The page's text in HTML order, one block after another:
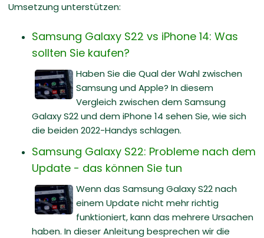
Umsetzung unterstützen:
Samsung Galaxy S22 vs iPhone 14: Was
sollten Sie kaufen?
Haben Sie die Qual der Wahl zwischen
Samsung und Apple? In diesem
Vergleich zwischen dem Samsung
Galaxy S22 und dem iPhone 14 sehen Sie, wie sich
die beiden 2022-Handys schlagen.
Samsung Galaxy S22: Probleme nach dem
Update - das können Sie tun
Wenn das Samsung Galaxy S22 nach
einem Update nicht mehr richtig
funktioniert, kann das mehrere Ursachen
haben. In dieser Anleitung besprechen wir die